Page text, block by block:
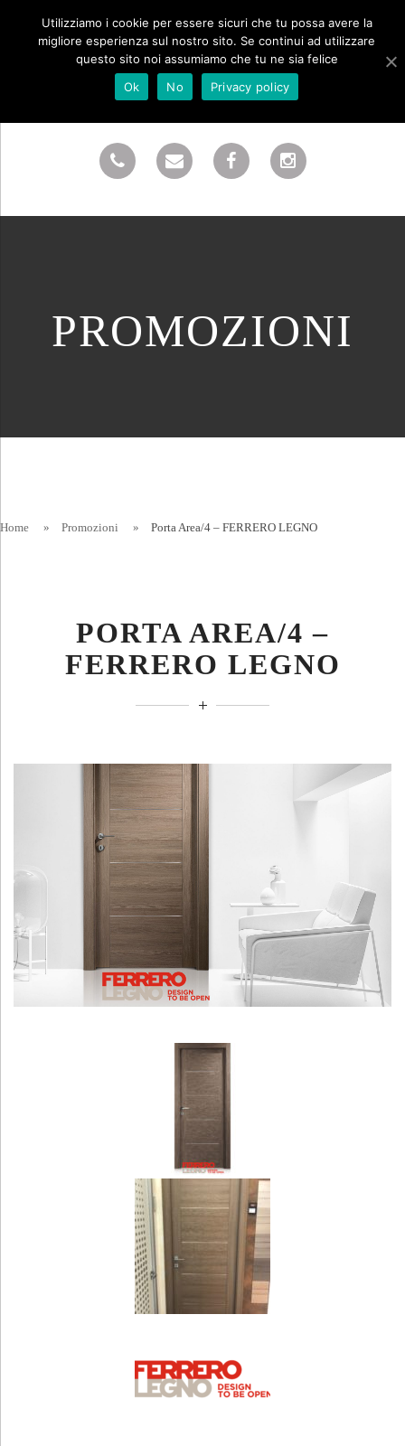
PROMOZIONI
Home » Promozioni » Porta Area/4 – FERRERO LEGNO
PORTA AREA/4 –
FERRERO LEGNO
Utilizziamo i cookie per essere sicuri che tu possa avere la
migliore esperienza sul nostro sito. Se continui ad utilizzare
questo sito noi assumiamo che tu ne sia felice
Ok
No Privacy policy